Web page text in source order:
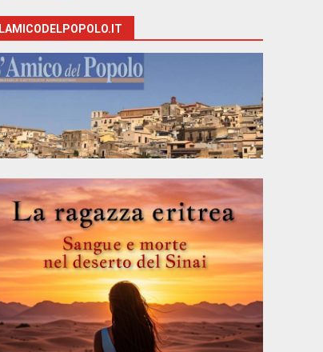
LAMICODELPOPOLO.IT